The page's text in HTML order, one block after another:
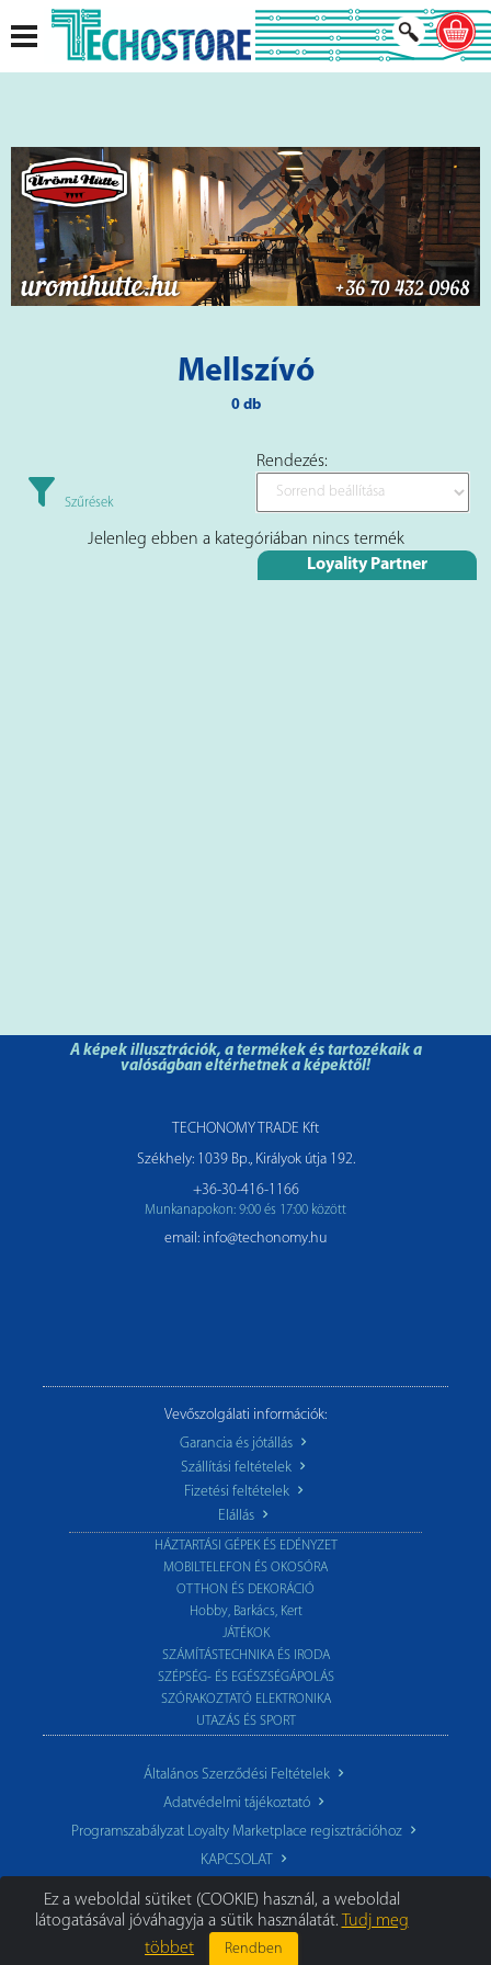
Mellszívó
0 db
Szűrések
Rendezés:
Jelenleg ebben a kategóriában nincs termék
Loyality Partner
A képek illusztrációk, a termékek és tartozékaik a
valóságban eltérhetnek a képektől!
TECHONOMY TRADE Kft
Székhely: 1039 Bp., Királyok útja 192.
+36-30-416-1166
Munkanapokon: 9:00 és 17:00 között
email: info@techonomy.hu
Vevőszolgálati információk:
Garancia és jótállás
Szállítási feltételek
Fizetési feltételek
Elállás
HÁZTARTÁSI GÉPEK ÉS EDÉNYZET
MOBILTELEFON ÉS OKOSÓRA
OTTHON ÉS DEKORÁCIÓ
Hobby, Barkács, Kert
JÁTÉKOK
SZÁMÍTÁSTECHNIKA ÉS IRODA
SZÉPSÉG- ÉS EGÉSZSÉGÁPOLÁS
SZÓRAKOZTATÓ ELEKTRONIKA
UTAZÁS ÉS SPORT
Általános Szerződési Feltételek
Adatvédelmi tájékoztató
Programszabályzat Loyalty Marketplace regisztrációhoz
KAPCSOLAT
© 2026 TechoStore.hu|Minden jog fenntartva.
Ez a weboldal sütiket (COOKIE) használ, a weboldal
látogatásával jóváhagyja a sütik használatát.
Tudj meg
többet
Rendben